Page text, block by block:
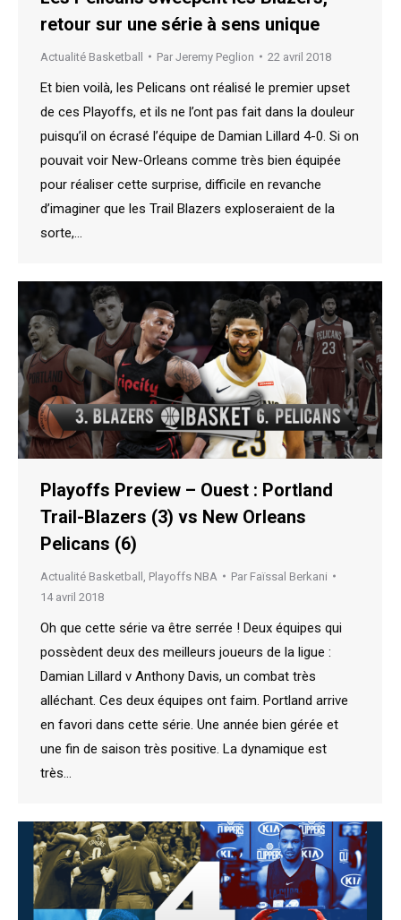
retour sur une série à sens unique
Actualité Basketball Par Jeremy Peglion 22 avril 2018
Et bien voilà, les Pelicans ont réalisé le premier upset
de ces Playoffs, et ils ne l’ont pas fait dans la douleur
puisqu’il on écrasé l’équipe de Damian Lillard 4-0. Si on
pouvait voir New-Orleans comme très bien équipée
pour réaliser cette surprise, difficile en revanche
d’imaginer que les Trail Blazers exploseraient de la
sorte,…
Playoffs Preview – Ouest : Portland
Trail-Blazers (3) vs New Orleans
Pelicans (6)
Actualité Basketball Playoffs NBA Par Faïssal Berkani
14 avril 2018
Oh que cette série va être serrée ! Deux équipes qui
possèdent deux des meilleurs joueurs de la ligue :
Damian Lillard v Anthony Davis, un combat très
alléchant. Ces deux équipes ont faim. Portland arrive
en favori dans cette série. Une année bien gérée et
une fin de saison très positive. La dynamique est
très…